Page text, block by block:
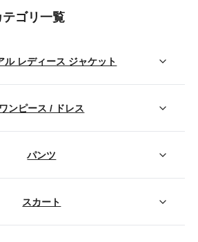
ゴリ一覧
ル レディース ジャケット
ワンピース / ドレス
パンツ
スカート